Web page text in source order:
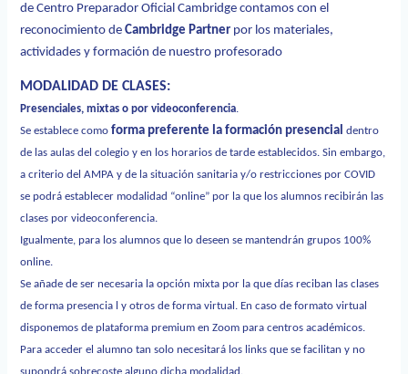
de Centro Preparador Oficial Cambridge contamos con el
reconocimiento deCambridge Partner por los materiales,
actividades y formación de nuestro profesorado
MODALIDAD DE CLASES:
Presenciales, mixtas o por videoconferencia.
Se establece comoforma preferente la formación presencialdentro
de las aulas del colegio y en los horarios de tarde establecidos. Sin embargo,
a criterio del AMPA yde la situación sanitaria y/o restricciones por COVID
se podrá establecer modalidad “online” por la que los alumnos recibirán las
clases por videoconferencia.
Igualmente, para los alumnos que lo deseen se mantendrán grupos 100%
online.
Se añade de ser necesaria la opción mixta por la que días reciban las clases
de forma presencia l y otros de forma virtual. En caso de formato virtual
disponemos de plataforma premium en Zoom para centros académicos.
Para acceder el alumno tan solo necesitará los links que se facilitan y no